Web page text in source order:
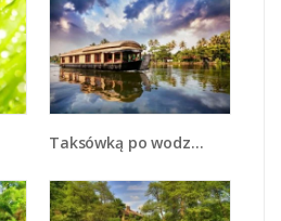
Taksówką po wodzie - KN1166A